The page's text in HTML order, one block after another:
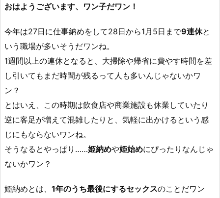
おはようございます、ワン子だワン！
今年は27日に仕事納めをして28日から1月5日まで9連休と
いう職場が多いそうだワンね。
1週間以上の連休となると、大掃除や帰省に費やす時間を差
し引いてもまだ時間が残るって人も多いんじゃないかワ
ン？
とはいえ、この時期は飲食店や商業施設も休業していたり
逆に客足が増えて混雑したりと、気軽に出かけるという感
じにもならないワンね。
そうなるとやっぱり……姫納めや姫始めにぴったりなんじゃ
ないかワン？
姫納めとは、 1年のうち最後にするセックスのことだワン